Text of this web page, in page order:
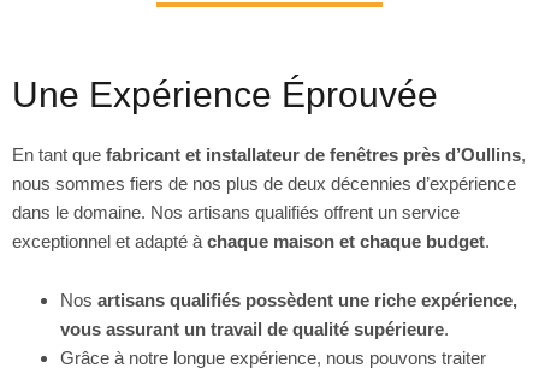
Une Expérience Éprouvée
En tant que fabricant et installateur de fenêtres près d’Oullins,
nous sommes fiers de nos plus de deux décennies d’expérience
dans le domaine. Nos artisans qualifiés offrent un service
exceptionnel et adapté à chaque maison et chaque budget.
Nos artisans qualifiés possèdent une riche expérience,
vous assurant un travail de qualité supérieure.
Grâce à notre longue expérience, nous pouvons traiter